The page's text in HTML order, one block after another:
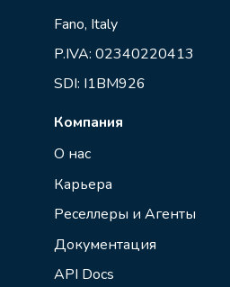
Fano, Italy
P.IVA: 02340220413
SDI: I1BM926
Компания
О нас
Карьера
Реселлеры и Агенты
Документация
API Docs